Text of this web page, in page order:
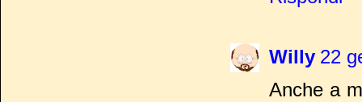
Willy 22
Anche a